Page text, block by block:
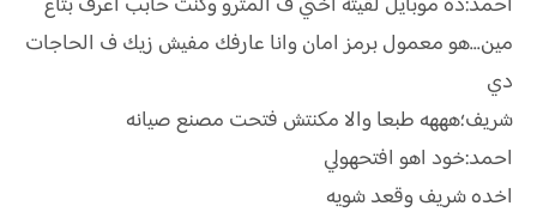
مين...هو معمول برمز امان وانا عارفك مفيش زيك ف الحاجات
دي
شريف؛هههه طبعا والا مكنتش فتحت مصنع صيانه
احمد:خود اهو افتحهولي
اخده شريف وقعد شويه